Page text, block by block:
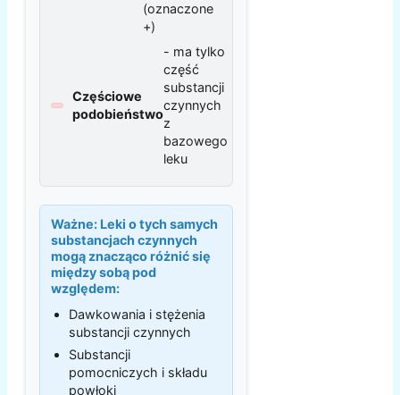
(oznaczone
+)
Częściowe
podobieństwo
- ma tylko
część
substancji
czynnych
z
bazowego
leku
Ważne: Leki o tych samych
substancjach czynnych
mogą znacząco różnić się
między sobą pod
względem:
Dawkowania i stężenia
substancji czynnych
Substancji
pomocniczych i składu
powłoki